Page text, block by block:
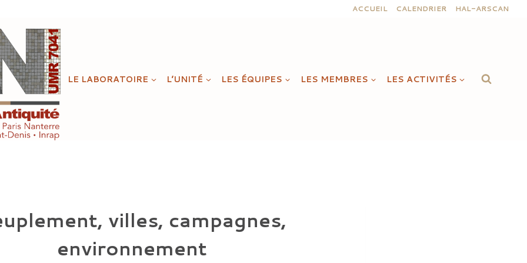
ACCUEIL CALENDRIER HAL-ARSCAN
LE LABORATOIRE L’UNITÉ LES ÉQUIPES LES MEMBRES LES ACTIVITÉS
villes, campagnes,
environnement